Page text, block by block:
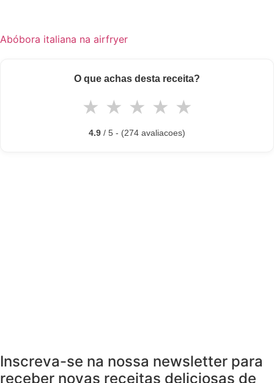
Abóbora italiana na airfryer
O que achas desta receita?
★ ★ ★ ★ ★
4.9 / 5 - (274 avaliacoes)
Inscreva-se na nossa newsletter para
receber novas receitas deliciosas de